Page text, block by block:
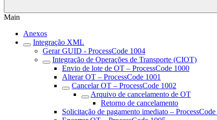
Main
Anexos
Integração XML
Gerar GUID - ProcessCode 1004
Integração de Operações de Transporte (CIOT)
Envio de lote de OT – ProcessCode 1000
Alterar OT – ProcessCode 1001
Cancelar OT – ProcessCode 1002
Arquivo de cancelamento de OT
Retorno de cancelamento
Solicitação de pagamento imediato –